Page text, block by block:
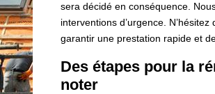
sera décidé en conséquence.
interventions d’urgence.
garantir une prestation rapide et
Des étapes pour la
noter